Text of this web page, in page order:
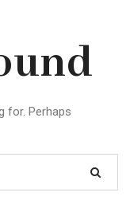
for. Perhaps